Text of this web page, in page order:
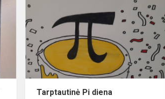
kalbą:
žodžiai
naujažodžiai“
Tarptautinė Pi diena